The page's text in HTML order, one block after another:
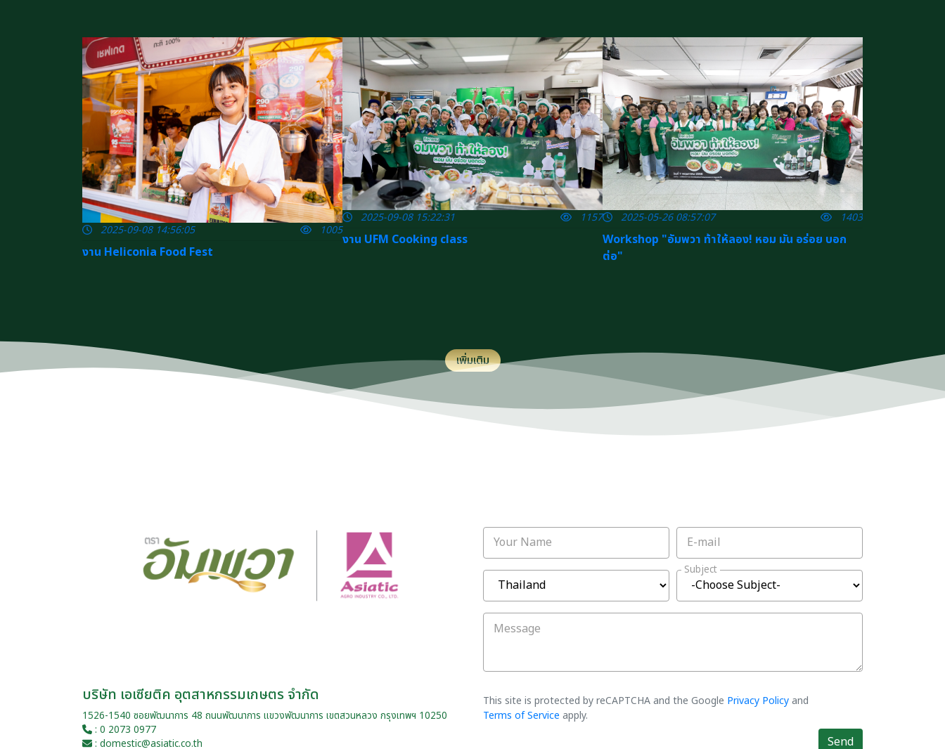
2025-09-08 14:56:05 1005
งาน Heliconia Food Fest
2025-09-08 15:22:31 1157
งาน UFM Cooking class
2025-05-26 08:57:07 1403
Workshop "อัมพวา ท้าให้ลอง! หอม มัน อร่อย บอก
ต่อ" ​
เพิ่มเติม
บริษัท เอเซียติค อุตสาหกรรมเกษตร จำกัด
1526-1540 ซอยพัฒนาการ 48 ถนนพัฒนาการ แขวงพัฒนาการ เขตสวนหลวง กรุงเทพฯ 10250
: 0 2073 0977
: domestic@asiatic.co.th
Your Name E-mail
Subject
Message
This site is protected by reCAPTCHA and the Google Privacy Policyand
Terms of Service apply.
Send